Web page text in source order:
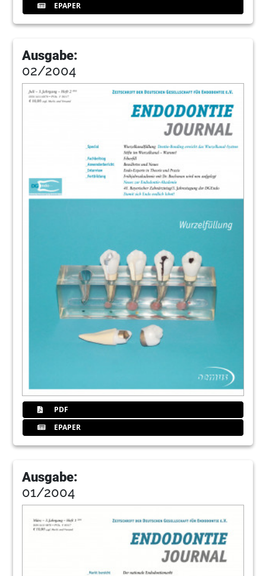
EPAPER
Ausgabe:
02/2004
PDF
EPAPER
Ausgabe:
01/2004